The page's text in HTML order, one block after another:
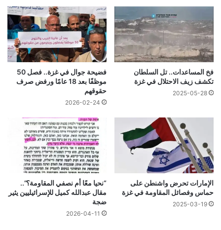
فخ المساعدات.. تل السلطان
تكشف زيف الاحتلال في غزة
2025-05-28
فضيحة جوال في غزة.. فصل 50
موظفًا بعد 18 عامًا ورفض صرف
حقوقهم
2026-02-24
الإمارات تحرض واشنطن على
حماس وفصائل المقاومة في غزة
2025-03-19
“نحيا معًا أم نصفي المقاومة؟”..
مقال عبدالله كميل للإسرائيليين يثير
ضجة
2026-04-11